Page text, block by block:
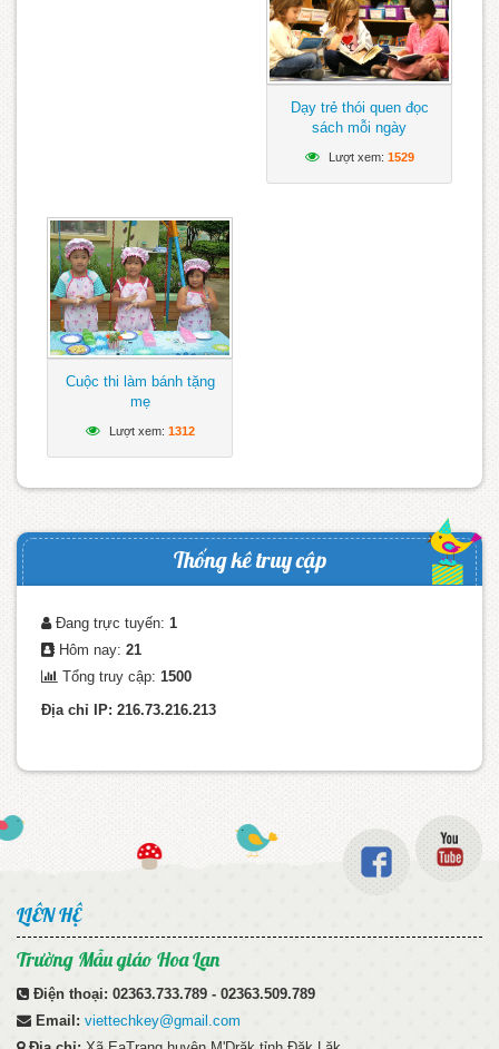
Dạy trẻ thói quen đọc
sách mỗi ngày
Lượt xem: 1529
Cuộc thi làm bánh tặng
mẹ
Lượt xem: 1312
Thống kê truy cập
Đang trực tuyến: 1
Hôm nay: 21
Tổng truy cập: 1500
Địa chỉ IP: 216.73.216.213
LIÊN HỆ
Trường Mẫu giáo Hoa Lan
Điện thoại: 02363.733.789 - 02363.509.789
Email: viettechkey@gmail.com